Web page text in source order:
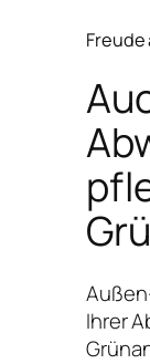
Freude
Ihrer